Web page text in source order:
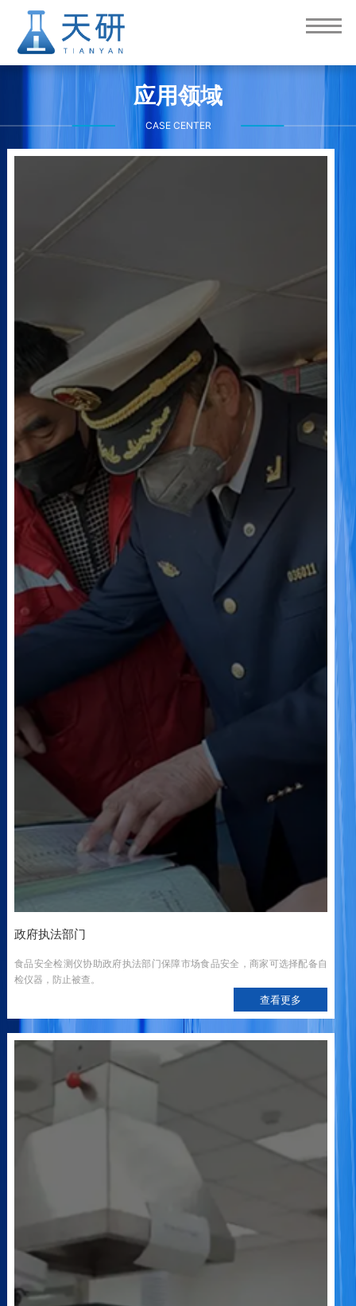
应用领域
CASE CENTER
政府执法部门
食品安全检测仪协助政府执法部门保障市场食品安全，商家可选择配备自
检仪器，防止被查。
查看更多